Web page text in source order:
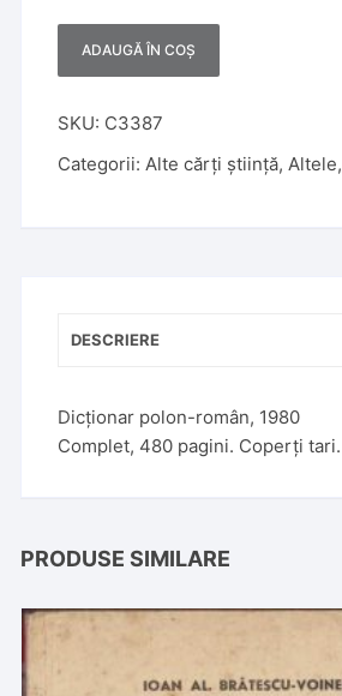
ADAUGĂ ÎN COȘ
t
SKU: C3387
Categorii:Alte cărți știință,Altele,
DESCRIERE
Dicționar polon-român, 1980
Complet, 480 pagini. Coperți tari.
PRODUSE SIMILARE